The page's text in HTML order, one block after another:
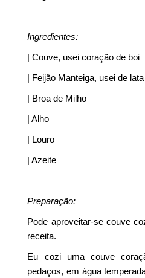
Ingredientes:
| Couve, usei coração de boi
| Feijão Manteiga, usei de lata
| Broa de Milho
| Alho
| Louro
| Azeite
Preparação:
Pode aproveitar-se couve
receita.
Eu cozi uma couve
pedaços, em água